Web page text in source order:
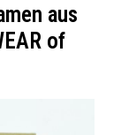
aus
of